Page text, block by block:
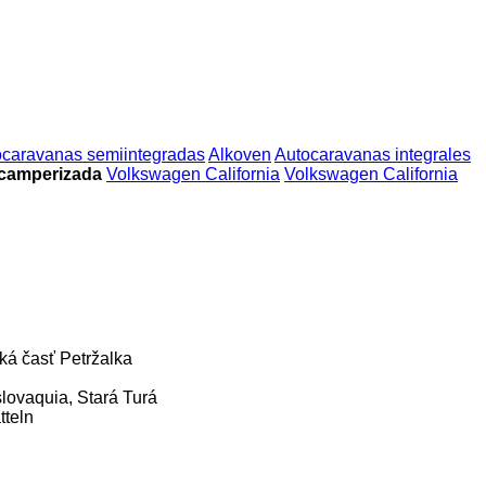
semiintegradasAlkoven Autocaravanas integrales
Volkswagen California Volkswagen California
časť Petržalka
Stará Turá